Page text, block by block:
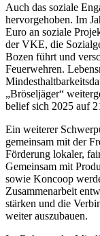
Auch das soziale
hervorgehoben. Im
Euro an soziale
der VKE, die
Bozen führt und
Feuerwehren.
„Bröseljäger“
belief sich 2025 auf
Ein weiterer
gemeinsam mit der
Förderung lokaler,
Gemeinsam mit
sowie Koncoop
Zusammenarbeit
stärken und die
weiter auszubauen.